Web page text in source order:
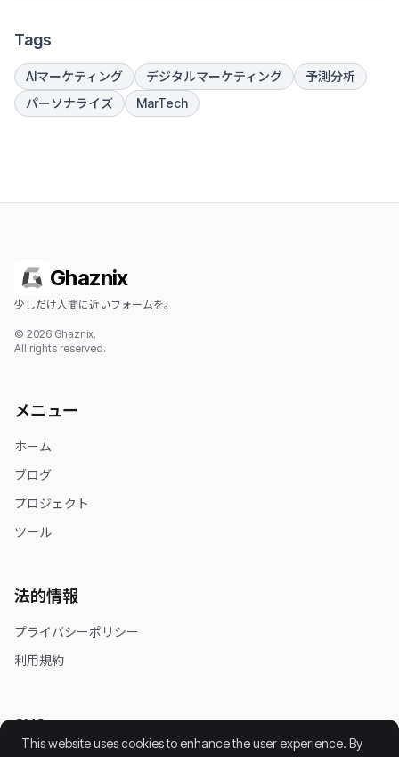
Tags
AIマーケティング デジタルマーケティング
予測分析
パーソナライズ
MarTech
Ghaznix
少しだけ人間に近いフォームを。
© 2026 Ghaznix.
All rights reserved.
メニュー
ホーム
ブログ
プロジェクト
ツール
法的情報
プライバシーポリシー
利用規約
SNS
This website uses cookies to enhance the user experience. By